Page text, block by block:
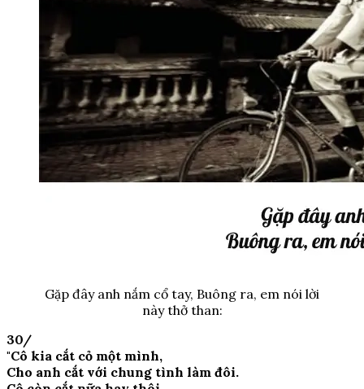
Gặp đây anh nắm cổ tay, Buông ra, em nói lời
này thở than:
30/
"Cô kia cắt cỏ một mình,
Cho anh cắt với chung tình làm đôi.